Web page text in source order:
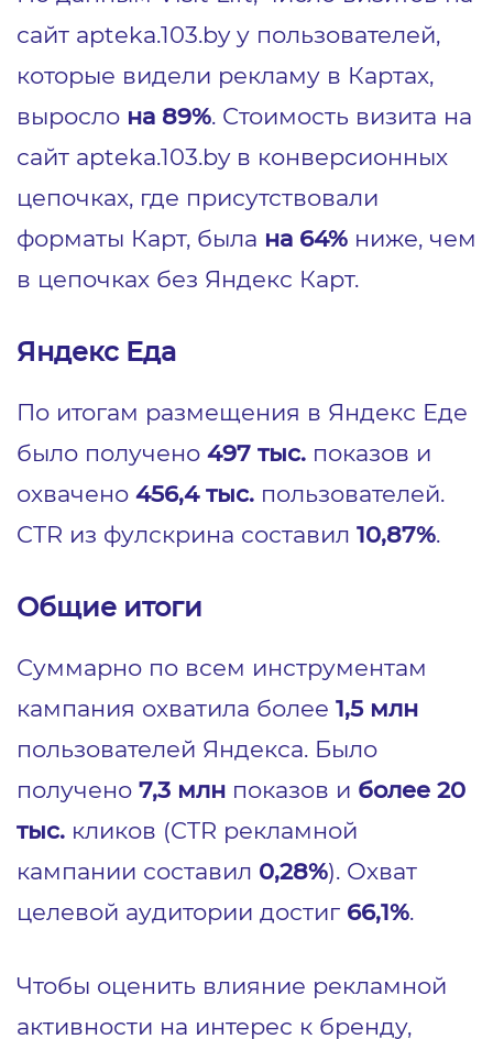
сайт apteka.103.by у пользователей,
которые видели рекламу в Картах,
выросло на 89%. Стоимость визита на
сайт apteka.103.by в конверсионных
цепочках, где присутствовали
форматы Карт, была на 64% ниже, чем
в цепочках без Яндекс Карт.
Яндекс Еда
По итогам размещения в Яндекс Еде
было получено 497 тыс. показов и
охвачено 456,4 тыс. пользователей.
CTR из фулскрина составил 10,87%.
Общие итоги
Суммарно по всем инструментам
кампания охватила более 1,5 млн
пользователей Яндекса. Было
получено 7,3 млн показов и более 20
тыс. кликов (CTR рекламной
кампании составил 0,28%). Охват
целевой аудитории достиг 66,1%.
Чтобы оценить влияние рекламной
активности на интерес к бренду,